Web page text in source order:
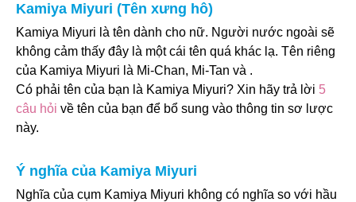
Kamiya Miyuri (Tên xưng hô)
Kamiya Miyuri là tên dành cho nữ. Người nước ngoài sẽ
không cảm thấy đây là một cái tên quá khác lạ. Tên riêng
của Kamiya Miyuri là Mi-Chan, Mi-Tan và .
Có phải tên của bạn là Kamiya Miyuri? Xin hãy trả lời 5
câu hỏi về tên của bạn để bổ sung vào thông tin sơ lược
này.
Ý nghĩa của Kamiya Miyuri
Nghĩa của cụm Kamiya Miyuri không có nghĩa so với hầu